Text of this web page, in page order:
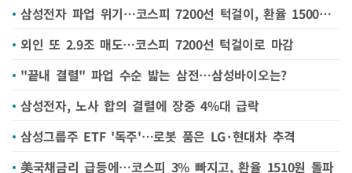
삼성전자 파업 위기…코스피 7200선 턱걸이, 환율 1500원대 안착(종합)
외인 또 2.9조 매도…코스피 7200선 턱걸이로 마감
"끝내 결렬" 파업 수순 밟는 삼전…삼성바이오는?
삼성전자, 노사 합의 결렬에 장중 4%대 급락
삼성그룹주 ETF '독주'…로봇 품은 LG·현대차 추격
美국채금리 급등에…코스피 3% 빠지고, 환율 1510원 돌파